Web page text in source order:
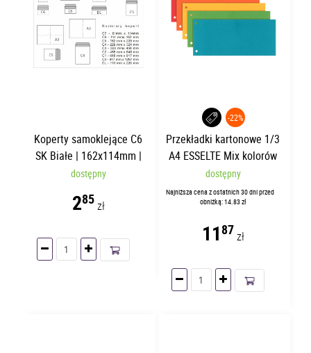
Koperty samoklejące C6
SK Białe | 162x114mm |
25 sztuk
dostępny
285zł
-22%
Przekładki kartonowe 1/3
A4 ESSELTE Mix kolorów
/100/
dostępny
Najniższa cena z ostatnich 30 dni przed
obniżką: 14.83 zł
11 87 zł